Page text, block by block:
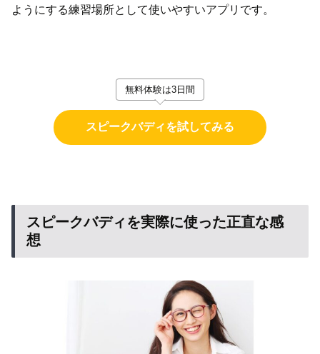
ようにする練習場所として使いやすいアプリです。
無料体験は3日間
スピークバディを試してみる
スピークバディを実際に使った正直な感
想